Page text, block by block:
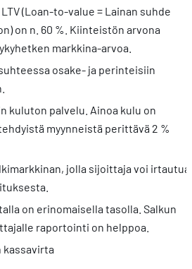
(Loan-to-value = Lainan suhde
on n. 60 %. Kiinteistön arvona
markkina-arvoa.
osake- ja perinteisiin
kuluton palvelu. Ainoa kulu on
myynneistä perittävä 2 %
jolla sijoittaja voi irtautua
on erinomaisella tasolla. Salkun
raportointi on helppoa.